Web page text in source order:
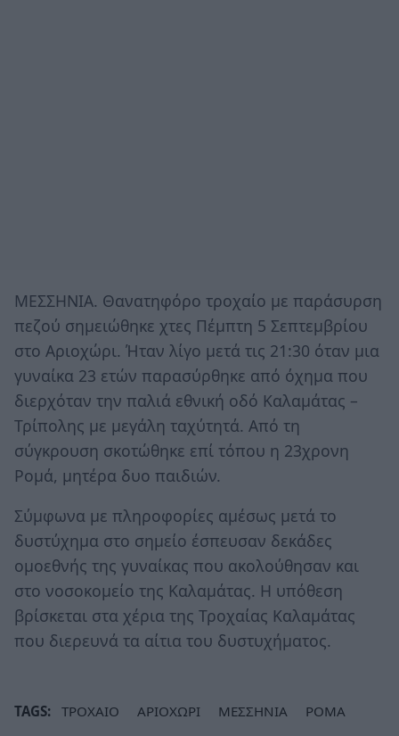
ΜΕΣΣΗΝΙΑ. Θανατηφόρο τροχαίο με παράσυρση
πεζού σημειώθηκε χτες Πέμπτη 5 Σεπτεμβρίου
στο Αριοχώρι. Ήταν λίγο μετά τις 21:30 όταν μια
γυναίκα 23 ετών παρασύρθηκε από όχημα που
διερχόταν την παλιά εθνική οδό Καλαμάτας –
Τρίπολης με μεγάλη ταχύτητά. Από τη
σύγκρουση σκοτώθηκε επί τόπου η 23χρονη
Ρομά, μητέρα δυο παιδιών.
Σύμφωνα με πληροφορίες αμέσως μετά το
δυστύχημα στο σημείο έσπευσαν δεκάδες
ομοεθνής της γυναίκας που ακολούθησαν και
στο νοσοκομείο της Καλαμάτας. Η υπόθεση
βρίσκεται στα χέρια της Τροχαίας Καλαμάτας
που διερευνά τα αίτια του δυστυχήματος.
TAGS: ΤΡΟΧΑΙΟ ΑΡΙΟΧΩΡΙ ΜΕΣΣΗΝΙΑ ΡΟΜΑ